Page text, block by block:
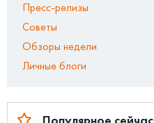
Пресс-релизы
Советы
Обзоры недели
Личные блоги